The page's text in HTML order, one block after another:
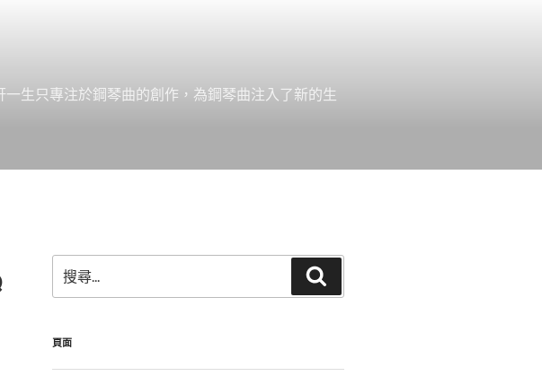
生只專注於鋼琴曲的創作，為鋼琴曲注入了新的生
尋
關
字:
尋
頁面